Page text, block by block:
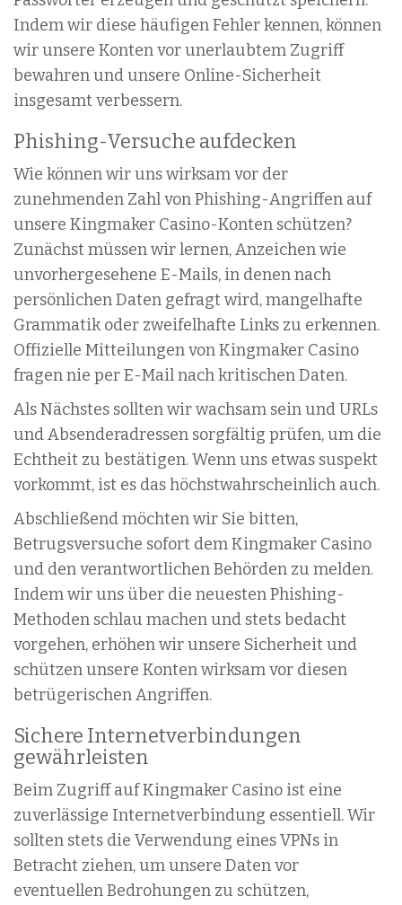
Indem wir diese häufigen Fehler kennen, können
wir unsere Konten vor unerlaubtem Zugriff
bewahren und unsere Online-Sicherheit
insgesamt verbessern.
Phishing-Versuche aufdecken
Wie können wir uns wirksam vor der
zunehmenden Zahl von Phishing-Angriffen auf
unsere Kingmaker Casino-Konten schützen?
Zunächst müssen wir lernen, Anzeichen wie
unvorhergesehene E-Mails, in denen nach
persönlichen Daten gefragt wird, mangelhafte
Grammatik oder zweifelhafte Links zu erkennen.
Offizielle Mitteilungen von Kingmaker Casino
fragen nie per E-Mail nach kritischen Daten.
Als Nächstes sollten wir wachsam sein und URLs
und Absenderadressen sorgfältig prüfen, um die
Echtheit zu bestätigen. Wenn uns etwas suspekt
vorkommt, ist es das höchstwahrscheinlich auch.
Abschließend möchten wir Sie bitten,
Betrugsversuche sofort dem Kingmaker Casino
und den verantwortlichen Behörden zu melden.
Indem wir uns über die neuesten Phishing-
Methoden schlau machen und stets bedacht
vorgehen, erhöhen wir unsere Sicherheit und
schützen unsere Konten wirksam vor diesen
betrügerischen Angriffen.
Sichere Internetverbindungen
gewährleisten
Beim Zugriff auf Kingmaker Casino ist eine
zuverlässige Internetverbindung essentiell. Wir
sollten stets die Verwendung eines VPNs in
Betracht ziehen, um unsere Daten vor
eventuellen Bedrohungen zu schützen,